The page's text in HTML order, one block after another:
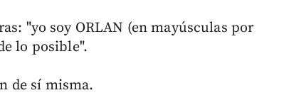
"yo soy ORLAN (en mayúsculas por
lo posible".
de sí misma.